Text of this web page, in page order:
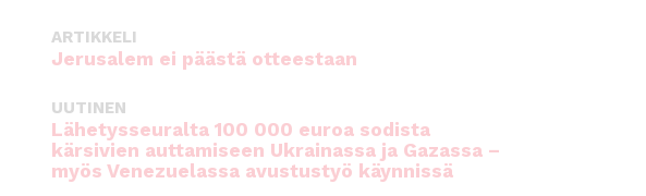
ARTIKKELI
Jerusalem ei päästä otteestaan
UUTINEN
Lähetysseuralta 100 000 euroa sodista
kärsivien auttamiseen Ukrainassa ja Gazassa –
myös Venezuelassa avustustyö käynnissä